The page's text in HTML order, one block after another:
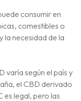
consumir en
comestibles o
la necesidad de la
varía según el país y
el CBD derivado
es legal, pero las